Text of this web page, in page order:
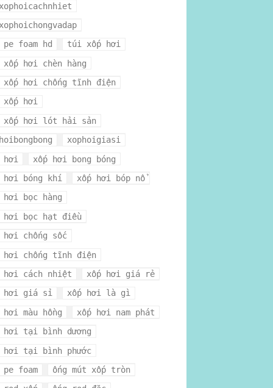
foam hd
túi xốp hơi
hơi chèn hàng
hơi chống tĩnh điện
xốp hơi
xốp hơi lót hải sản
xophoigiasi
hơi
xốp hơi bong bóng
hơi bóng khí
xốp hơi bóp nổ
hơi bọc hàng
hơi bọc hạt điều
hơi chống sốc
hơi chống tĩnh điện
hơi cách nhiệt
xốp hơi giá rẻ
hơi giá sỉ
xốp hơi là gì
hơi màu hồng
xốp hơi nam phát
hơi tại bình dương
hơi tại bình phước
pe foam
ống mút xốp tròn